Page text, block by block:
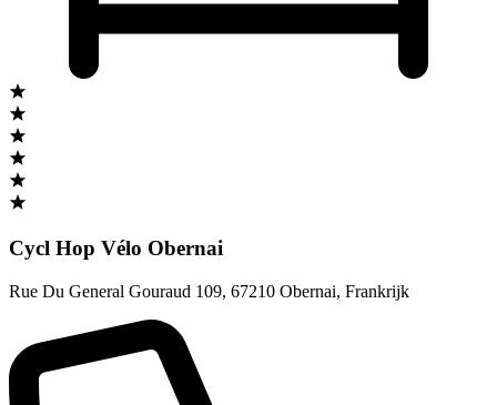
Cycl Hop Vélo Obernai
Rue Du General Gouraud 109, 67210 Obernai, Frankrijk